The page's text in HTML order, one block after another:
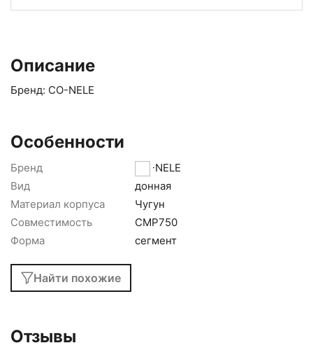
Описание
Бренд: CO-NELE
Особенности
Бренд
CO-NELE
Вид
донная
Материал корпуса
Чугун
Совместимость
CMP750
Форма
сегмент
Найти похожие
Отзывы